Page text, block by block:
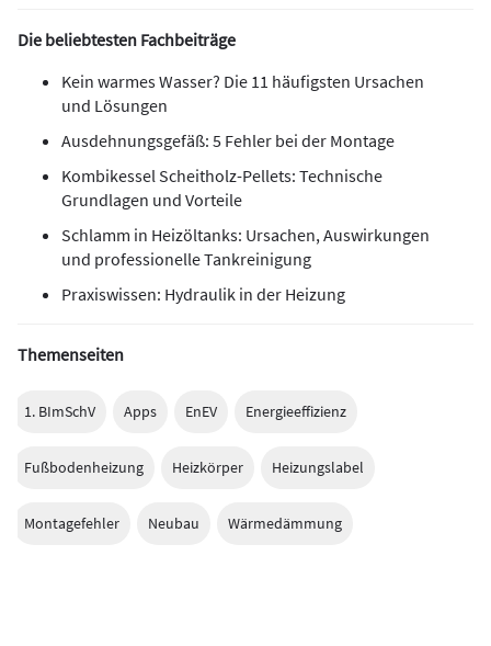
Die beliebtesten Fachbeiträge
Kein warmes Wasser? Die 11 häufigsten Ursachen
und Lösungen
Ausdehnungsgefäß: 5 Fehler bei der Montage
Kombikessel Scheitholz-Pellets: Technische
Grundlagen und Vorteile
Schlamm in Heizöltanks: Ursachen, Auswirkungen
und professionelle Tankreinigung
Praxiswissen: Hydraulik in der Heizung
Themenseiten
1. BImSchV Apps EnEV Energieeffizienz
Fußbodenheizung Heizkörper Heizungslabel
Montagefehler Neubau Wärmedämmung